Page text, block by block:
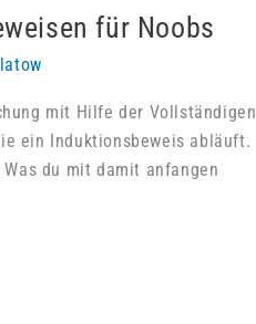
für Noobs
mit Hilfe der Vollständigen
ein Induktionsbeweis abläuft.
du mit damit anfangen